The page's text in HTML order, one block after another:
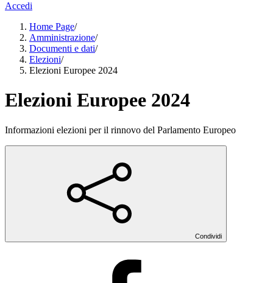
Accedi
Home Page/
Amministrazione/
Documenti e dati/
Elezioni/
Elezioni Europee 2024
Elezioni Europee 2024
Informazioni elezioni per il rinnovo del Parlamento Europeo
Condividi